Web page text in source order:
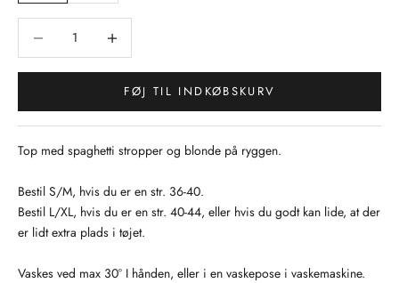
FØJ TIL INDKØBSKURV
Top med spaghetti stropper og blonde på ryggen.
Bestil S/M, hvis du er en str. 36-40.
Bestil L/XL, hvis du er en str. 40-44, eller hvis du godt kan lide, at der
er lidt extra plads i tøjet.
Vaskes ved max 30° I hånden, eller i en vaskepose i vaskemaskine.